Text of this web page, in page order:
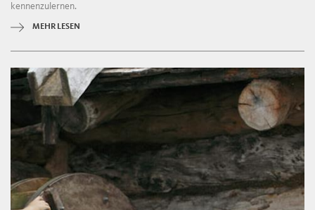
kennenzulernen.
MEHR LESEN